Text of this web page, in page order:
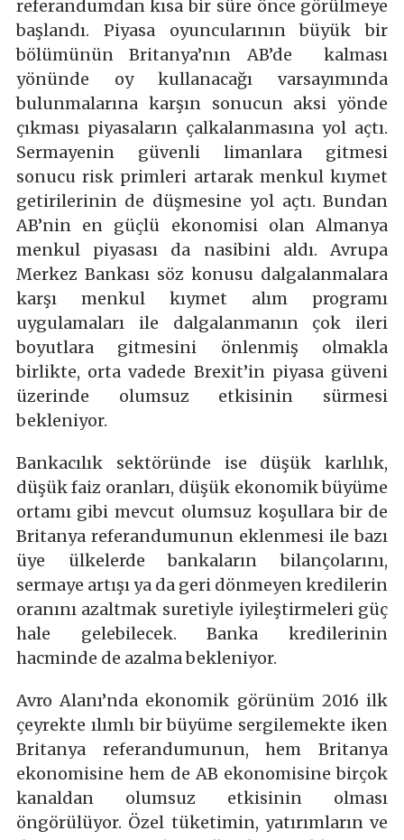
referandumdan kısa bir süre önce görülmeye
başlandı. Piyasa oyuncularının büyük bir
bölümünün Britanya’nın AB’de kalması
yönünde oy kullanacağı varsayımında
bulunmalarına karşın sonucun aksi yönde
çıkması piyasaların çalkalanmasına yol açtı.
Sermayenin güvenli limanlara gitmesi
sonucu risk primleri artarak menkul kıymet
getirilerinin de düşmesine yol açtı. Bundan
AB’nin en güçlü ekonomisi olan Almanya
menkul piyasası da nasibini aldı. Avrupa
Merkez Bankası söz konusu dalgalanmalara
karşı menkul kıymet alım programı
uygulamaları ile dalgalanmanın çok ileri
boyutlara gitmesini önlenmiş olmakla
birlikte, orta vadede Brexit’in piyasa güveni
üzerinde olumsuz etkisinin sürmesi
bekleniyor.
Bankacılık sektöründe ise düşük karlılık,
düşük faiz oranları, düşük ekonomik büyüme
ortamı gibi mevcut olumsuz koşullara bir de
Britanya referandumunun eklenmesi ile bazı
üye ülkelerde bankaların bilançolarını,
sermaye artışı ya da geri dönmeyen kredilerin
oranını azaltmak suretiyle iyileştirmeleri güç
hale gelebilecek. Banka kredilerinin
hacminde de azalma bekleniyor.
Avro Alanı’nda ekonomik görünüm 2016 ilk
çeyrekte ılımlı bir büyüme sergilemekte iken
Britanya referandumunun, hem Britanya
ekonomisine hem de AB ekonomisine birçok
kanaldan olumsuz etkisinin olması
öngörülüyor. Özel tüketimin, yatırımların ve